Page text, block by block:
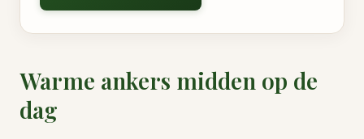
Warme ankers midden op de
dag